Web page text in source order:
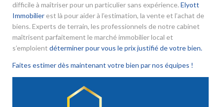
difficile à maîtriser pour un particulier sans expérience. Elyott
Immobilier est là pour aider à l’estimation, la vente et l’achat de
biens. Experts de terrain, les professionnels de notre cabinet
maîtrisent parfaitement le marché immobilier local et
s’emploient déterminer pour vous le prix justifié de votre bien.
Faites estimer dès maintenant votre bien par nos équipes !